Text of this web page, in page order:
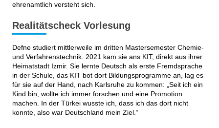
ehrenamtlich versteht sich.
Realitätscheck Vorlesung
Defne studiert mittlerweile im dritten Mastersemester Chemie-
und Verfahrenstechnik. 2021 kam sie ans KIT, direkt aus ihrer
Heimatstadt Izmir. Sie lernte Deutsch als erste Fremdsprache
in der Schule, das KIT bot dort Bildungsprogramme an, lag es
für sie auf der Hand, nach Karlsruhe zu kommen: „Seit ich ein
Kind bin, wollte ich immer forschen und eine Promotion
machen. In der Türkei wusste ich, dass ich das dort nicht
konnte, also war Deutschland mein Ziel.“